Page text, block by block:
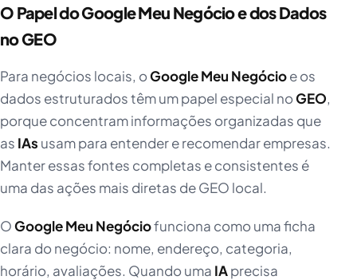
O Papel do Google Meu Negócio e dos Dados
no GEO
Para negócios locais, oGoogle Meu Negócioe os
dados estruturados têm um papel especial noGEO,
porque concentram informações organizadas que
as IAs usam para entender e recomendar empresas.
Manter essas fontes completas e consistentes é
uma das ações mais diretas de GEO local.
OGoogle Meu Negóciofunciona como uma ficha
clara do negócio: nome, endereço, categoria,
horário, avaliações. Quando uma IAprecisa